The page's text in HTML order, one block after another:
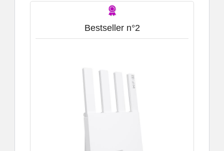
Bestseller n°2